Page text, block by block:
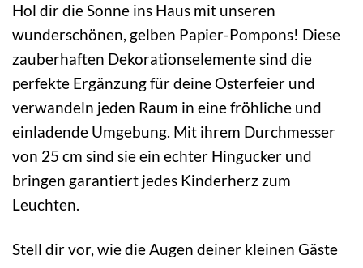
Hol dir die Sonne ins Haus mit unseren
wunderschönen, gelben Papier-Pompons! Diese
zauberhaften Dekorationselemente sind die
perfekte Ergänzung für deine Osterfeier und
verwandeln jeden Raum in eine fröhliche und
einladende Umgebung. Mit ihrem Durchmesser
von 25 cm sind sie ein echter Hingucker und
bringen garantiert jedes Kinderherz zum
Leuchten.
Stell dir vor, wie die Augen deiner kleinen Gäste